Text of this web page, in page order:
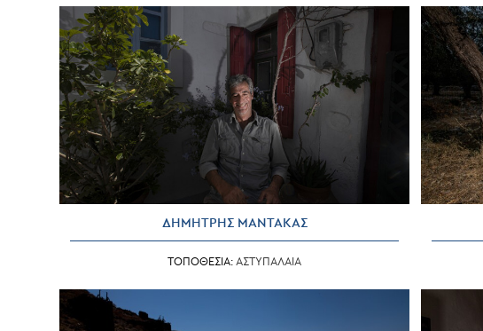
ΔΗΜΗΤΡΗΣ ΜΑΝΤΑΚΑΣ
ΤΟΠΟΘΕΣΙΑ: ΑΣΤΥΠΑΛΑΙΑ